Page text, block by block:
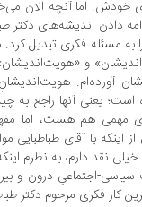
خودش. اما آنچه الان
دادن اندیشه‌های
به مسئله فکری تبدیل
و
آورده‌ام.
است؛ یعنی آنها راجع
هم هست، اما
اینکه با آقای
نقد دارم، به نظرم
اجتماعیِ درون و
کار فکری مرحوم دکتر